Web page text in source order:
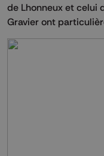
de Lhonneux et celui
Gravier ont